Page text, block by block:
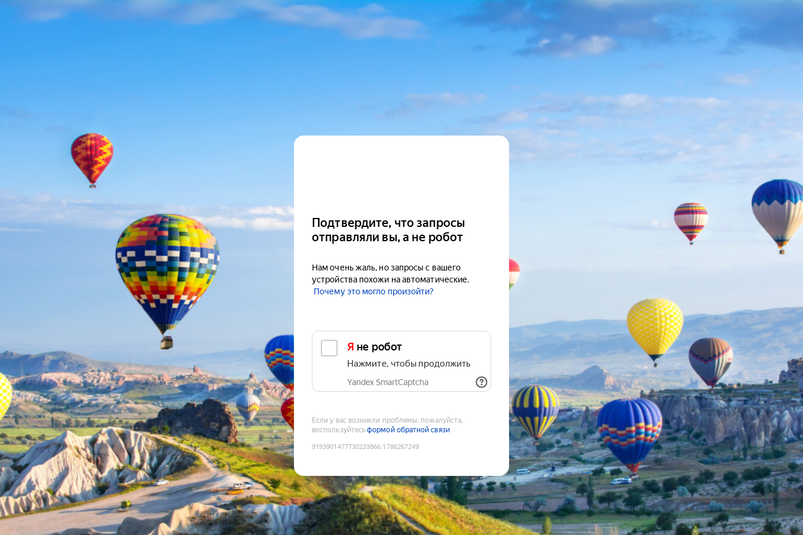
Подтвердите, что запросы
отправляли вы, а не робот
Нам очень жаль, но запросы с вашего
устройства похожи на автоматические.
Почему это могло произойти?
Я не робот
Нажмите, чтобы продолжить
Yandex SmartCaptcha
Если у вас возникли проблемы, пожалуйста,
воспользуйтесьформой обратной связи
9193901477730233866:1786267249